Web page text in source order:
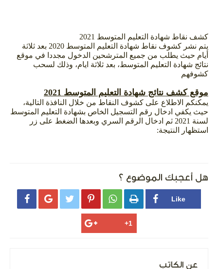
كشف نقاط شهادة التعليم المتوسط 2021
يتم نشر كشوف نقاط شهادة التعليم المتوسط 2020 بعد ثلاثة
أيام حيث يطلب من جميع المترشحين الدخول مجددا في موقع
نتائج شهادة التعليم المتوسط، بعد ثلاثة ايام، وذلك لسحب
كشوفهم
موقع كشف نتائج شهادة التعليم المتوسط 2021
يمكنكم الاطلاع على كشوف النقاط من خلال النافذة التالية،
حيث يكفي ادخال رقم التسجيل الخاص بشهادة التعليم المتوسط
لسنة 2021 ثم ادخال الرقم السري وبعدها الضغط على زر
استظهار النتيجة:
هل أعجبك الموضوع ؟
     
عن الكاتب